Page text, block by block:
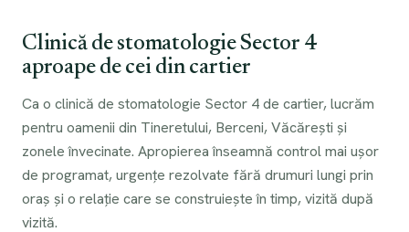
Clinică de stomatologie Sector 4
aproape de cei din cartier
Ca o clinică de stomatologie Sector 4 de cartier, lucrăm
pentru oamenii din Tineretului, Berceni, Văcărești și
zonele învecinate. Apropierea înseamnă control mai ușor
de programat, urgențe rezolvate fără drumuri lungi prin
oraș și o relație care se construiește în timp, vizită după
vizită.